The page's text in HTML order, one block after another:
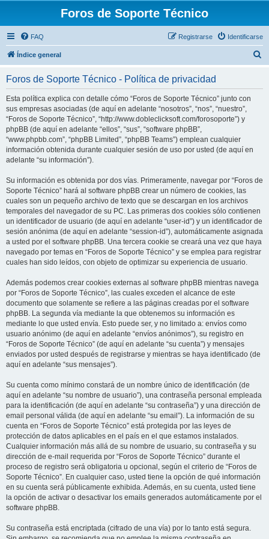
Foros de Soporte Técnico
FAQ Identificarse
Registrarse
Índice general
Foros de Soporte Técnico - Política de privacidad
Esta política explica con detalle cómo “Foros de Soporte Técnico” junto con
sus empresas asociadas (de aquí en adelante “nosotros”, “nos”, “nuestro”,
“Foros de Soporte Técnico”, “http://www.dobleclicksoft.com/forosoporte”) y
phpBB (de aquí en adelante “ellos”, “sus”, “software phpBB”,
“www.phpbb.com”, “phpBB Limited”, “phpBB Teams”) emplean cualquier
información obtenida durante cualquier sesión de uso por usted (de aquí en
adelante “su información”).
Su información es obtenida por dos vías. Primeramente, navegar por “Foros de
Soporte Técnico” hará al software phpBB crear un número de cookies, las
cuales son un pequeño archivo de texto que se descargan en los archivos
temporales del navegador de su PC. Las primeras dos cookies sólo contienen
un identificador de usuario (de aquí en adelante “user-id”) y un identificador de
sesión anónima (de aquí en adelante “session-id”), automáticamente asignada
a usted por el software phpBB. Una tercera cookie se creará una vez que haya
navegado por temas en “Foros de Soporte Técnico” y se emplea para registrar
cuales han sido leídos, con objeto de optimizar su experiencia de usuario.
Además podemos crear cookies externas al software phpBB mientras navega
por “Foros de Soporte Técnico”, las cuales exceden el alcance de este
documento que solamente se refiere a las páginas creadas por el software
phpBB. La segunda vía mediante la que obtenemos su información es
mediante lo que usted envía. Esto puede ser, y no limitado a: envíos como
usuario anónimo (de aquí en adelante “envíos anónimos”), su registro en
“Foros de Soporte Técnico” (de aquí en adelante “su cuenta”) y mensajes
enviados por usted después de registrarse y mientras se haya identificado (de
aquí en adelante “sus mensajes”).
Su cuenta como mínimo constará de un nombre único de identificación (de
aquí en adelante “su nombre de usuario”), una contraseña personal empleada
para la identificación (de aquí en adelante “su contraseña”) y una dirección de
email personal válida (de aquí en adelante “su email”). La información de su
cuenta en “Foros de Soporte Técnico” está protegida por las leyes de
protección de datos aplicables en el país en el que estamos instalados.
Cualquier información más allá de su nombre de usuario, su contraseña y su
dirección de e-mail requerida por “Foros de Soporte Técnico” durante el
proceso de registro será obligatoria u opcional, según el criterio de “Foros de
Soporte Técnico”. En cualquier caso, usted tiene la opción de qué información
en su cuenta será públicamente exhibida. Además, en su cuenta, usted tiene
la opción de activar o desactivar los emails generados automáticamente por el
software phpBB.
Su contraseña está encriptada (cifrado de una vía) por lo tanto está segura.